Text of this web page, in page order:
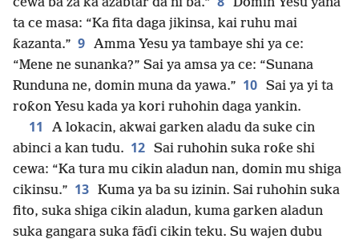
cewa ba za ka azabtar da ni ba.”
Domin Yesu yana
ta ce masa: “Ka fita daga jikinsa, kai ruhu mai
ƙazanta.” 9 Amma Yesu ya tambaye shi ya ce:
“Mene ne sunanka?” Sai ya amsa ya ce: “Sunana
Runduna ne, domin muna da yawa.” 10 Sai ya yi ta
roƙon Yesu kada ya kori ruhohin daga yankin.
11
A lokacin, akwai garken aladu da suke cin
abinci a kan tudu. 12 Sai ruhohin suka roƙe shi
cewa: “Ka tura mu cikin aladun nan, domin mu shiga
cikinsu.” 13 Kuma ya ba su izinin. Sai ruhohin suka
fito, suka shiga cikin aladun, kuma garken aladun
suka gangara suka fāɗi cikin teku. Su wajen dubu